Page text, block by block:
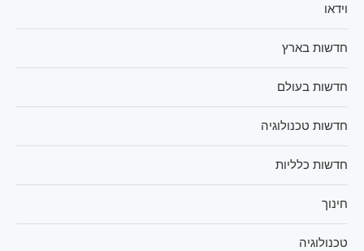
וידאו
חדשות בארץ
חדשות בעולם
חדשות טכנולוגיה
חדשות כלליות
חינוך
טכנולוגיה